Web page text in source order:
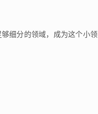
细分的领域，成为这个小领